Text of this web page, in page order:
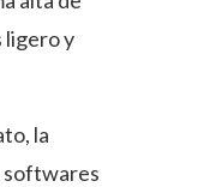
ligero y
la
softwares